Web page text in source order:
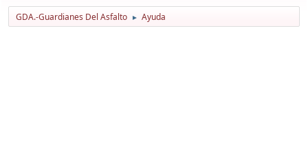
GDA.-Guardianes Del Asfalto ► Ayuda